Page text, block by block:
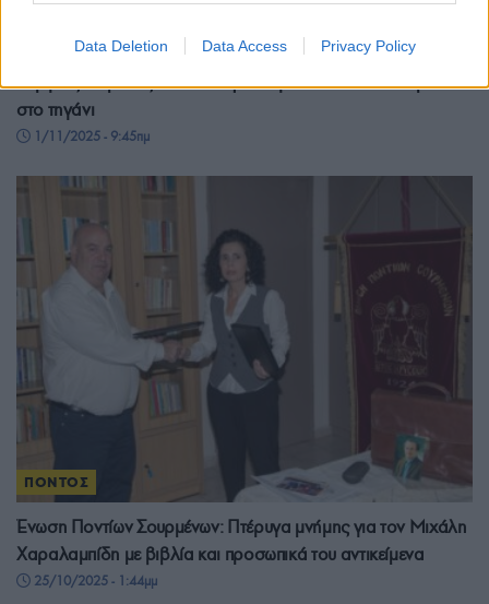
Data Deletion Data Access Privacy Policy
ΠΟΝΤΟΣ
Αεργίτες: Ο μήνας που τα χαψία πηγαίνουν …απ’ το λιμάνι
στο τηγάνι
1/11/2025 - 9:45πμ
ΠΟΝΤΟΣ
Ένωση Ποντίων Σουρμένων: Πτέρυγα μνήμης για τον Μιχάλη
Χαραλαμπίδη με βιβλία και προσωπικά του αντικείμενα
25/10/2025 - 1:44μμ